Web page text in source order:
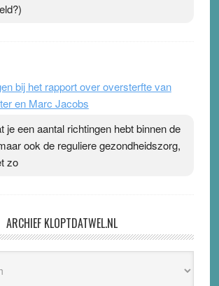
bij het rapport over oversterfte van
en Marc Jacobs
je een aantal richtingen hebt binnen de
ook de reguliere gezondheidszorg,
zo
ARCHIEF KLOPTDATWEL.NL